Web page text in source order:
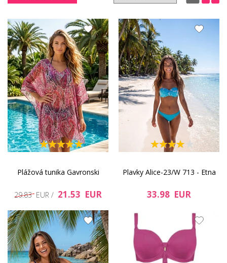
Plážová tunika Gavronski
29.83 EUR / 21.53 EUR
Plavky Alice-23/W 713 - Etna
33.98 EUR